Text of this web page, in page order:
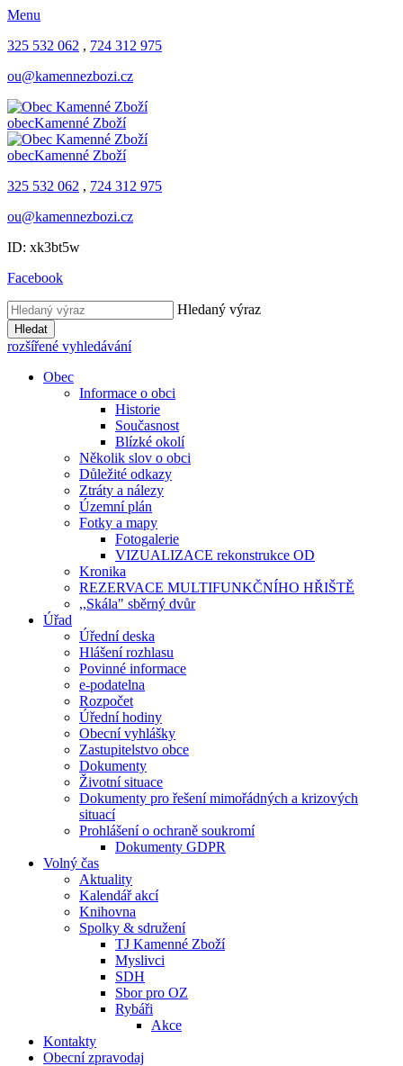
Menu
325 532 062 , 724 312 975
ou@kamennezbozi.cz
obecKamenné Zboží
obecKamenné Zboží
325 532 062 , 724 312 975
ou@kamennezbozi.cz
ID: xk3bt5w
Facebook
Hledaný výraz
Hledat
rozšířené vyhledávání
Obec
Informace o obci
Historie
Současnost
Blízké okolí
Několik slov o obci
Důležité odkazy
Ztráty a nálezy
Územní plán
Fotky a mapy
Fotogalerie
VIZUALIZACE rekonstrukce OD
Kronika
REZERVACE MULTIFUNKČNÍHO HŘIŠTĚ
,,Skála" sběrný dvůr
Úřad
Úřední deska
Hlášení rozhlasu
Povinné informace
e-podatelna
Rozpočet
Úřední hodiny
Obecní vyhlášky
Zastupitelstvo obce
Dokumenty
Životní situace
Dokumenty pro řešení mimořádných a krizových
situací
Prohlášení o ochraně soukromí
Dokumenty GDPR
Volný čas
Aktuality
Kalendář akcí
Knihovna
Spolky & sdružení
TJ Kamenné Zboží
Myslivci
SDH
Sbor pro OZ
Rybáři
Akce
Kontakty
Obecní zpravodaj